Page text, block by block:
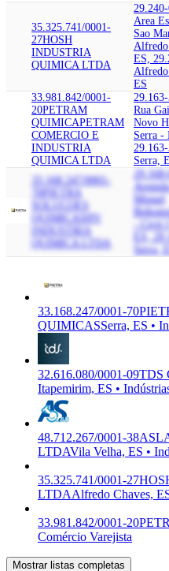
35.325.741/0001-
27HOSH
INDUSTRIA
QUIMICA LTDA
Area
Sao
Alfredo
ES,
Alfredo
ES
33.981.842/0001-
20PETRAM
QUIMICAPETRAM
COMERCIO E
INDUSTRIA
QUIMICA LTDA
Rua
Novo
Serra -
Serra,
33.168.247/0001-
PIETRA
SOLUCOES
QUIMICAS HV
QUIMICA LTDA
Miguel
- Civit
ES,
Serra,
33.168.247/0001-70
QUIMICASSerra, ES •
32.616.080/0001-09TDS
Itapemirim, ES •
48.712.267/0001-38
LTDAVila Velha, ES •
35.325.741/0001-27
LTDAAlfredo Chaves,
33.981.842/0001-20
Comércio Varejista
Mostrar listas completas